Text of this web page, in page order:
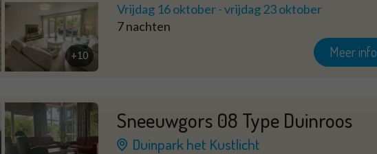
+10
Vrijdag 16 oktober-vrijdag 23 oktober
7 nachten
Meer info
Sneeuwgors 08 Type Duinroos
Duinpark het Kustlicht